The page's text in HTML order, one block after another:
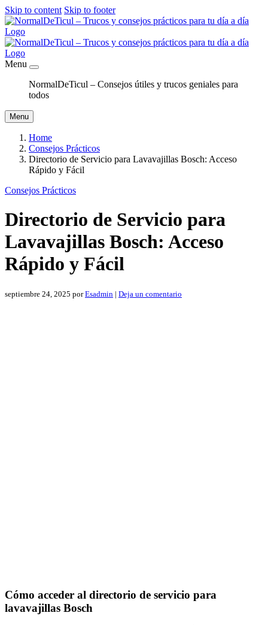
Skip to content Skip to footer
Menu
NormalDeTicul – Consejos útiles y trucos geniales para
todos
Menu
Home
Consejos Prácticos
Directorio de Servicio para Lavavajillas Bosch: Acceso
Rápido y Fácil
Consejos Prácticos
Directorio de Servicio para
Lavavajillas Bosch: Acceso
Rápido y Fácil
septiembre 24, 2025 porEsadmin | Deja un comentario
Cómo acceder al directorio de servicio para
lavavajillas Bosch